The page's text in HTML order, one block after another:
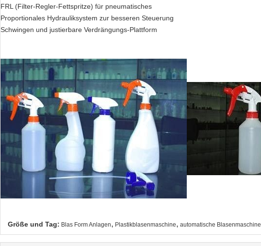
FRL (Filter-Regler-Fettspritze) für pneumatisches
Proportionales Hydrauliksystem zur besseren Steuerung
Schwingen und justierbare Verdrängungs-Plattform
Größe und Tag: Blas Form Anlagen, Plastikblasenmaschine, automatische Blasenmaschine